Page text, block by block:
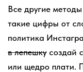
Все другие
такие цифры от
политика
в лепешку создай
или щедро плати.